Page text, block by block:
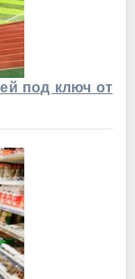
под ключ от